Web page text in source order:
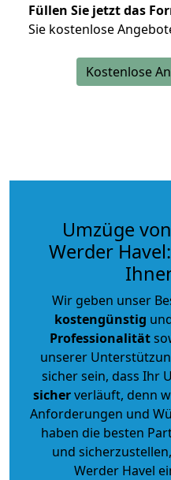
Füllen Sie jetzt das
Sie kostenlose
Kostenlose
Umzüge
Werder
Wir geben unser
kostengünstig
Professionalität
unserer
sicher sein, dass Ihr
sicherverläuft, denn
Anforderungen und
haben die besten
und
Werder Havel